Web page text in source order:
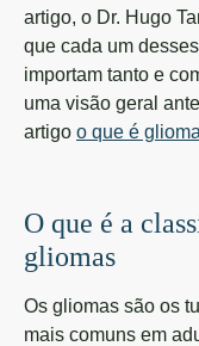
artigo, o Dr. Hugo
que cada um
importam tanto e
uma visão geral
artigo o que é
O que é a
gliomas
Os gliomas são os
mais comuns em